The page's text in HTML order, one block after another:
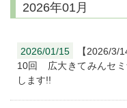
2026年01月
2026/01/15
【2026/3/
10回 広大きてみんセミ
します!!